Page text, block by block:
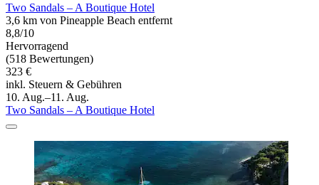
Two Sandals – A Boutique Hotel
3,6 km von Pineapple Beach entfernt
8,8/10
Hervorragend
(518 Bewertungen)
323 €
inkl. Steuern & Gebühren
10. Aug.–11. Aug.
Two Sandals – A Boutique Hotel